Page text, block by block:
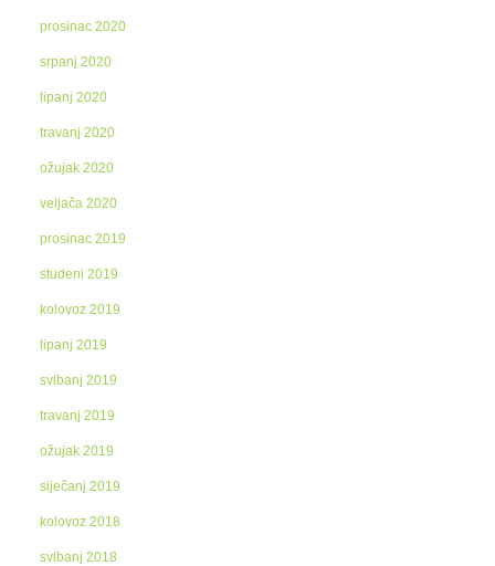
prosinac 2020
srpanj 2020
lipanj 2020
travanj 2020
ožujak 2020
veljača 2020
prosinac 2019
studeni 2019
kolovoz 2019
lipanj 2019
svibanj 2019
travanj 2019
ožujak 2019
siječanj 2019
kolovoz 2018
svibanj 2018